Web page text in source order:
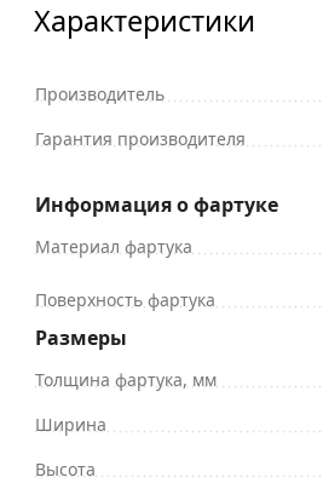
Характеристики
Производитель
Гарантия производителя
Информация о фартуке
Материал фартука
Поверхность фартука
Размеры
Толщина фартука, мм
Ширина
Высота